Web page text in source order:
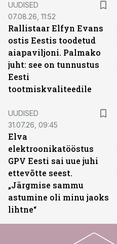
UUDISED
07.08.26, 11:52
Rallistaar Elfyn Evans
ostis Eestis toodetud
aiapaviljoni. Palmako
juht: see on tunnustus
Eesti
tootmiskvaliteedile
UUDISED
31.07.26, 09:45
Elva
elektroonikatööstus
GPV Eesti sai uue juhi
ettevõtte seest.
„Järgmise sammu
astumine oli minu jaoks
lihtne“